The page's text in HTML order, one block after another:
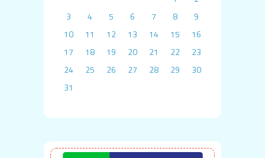
3
4 5 6 7 8
9
10
11 12 13 14 15
16
17
18 19 20 21 22
23
24
25 26 27 28 29
30
31